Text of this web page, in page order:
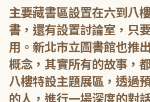
主要藏書區設置在六到八
書，還有設置討論室，只
用。新北市立圖書館也推
概念，其實所有的故事，
八樓特設主題展區，透過
的人，進行一場深度的對